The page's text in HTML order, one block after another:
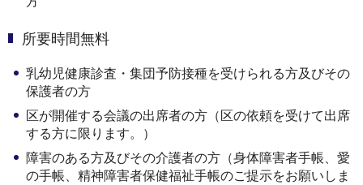
所要時間無料
乳幼児健康診査・集団予防接種を受けられる方及びその
保護者の方
区が開催する会議の出席者の方（区の依頼を受けて出席
する方に限ります。）
障害のある方及びその介護者の方（身体障害者手帳、愛
の手帳、精神障害者保健福祉手帳のご提示をお願いしま